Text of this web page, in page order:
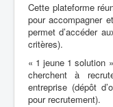
Cette plateforme
pour accompagner
permet d’accéder
critères).
« 1 jeune 1 solution
cherchent à
entreprise (dépôt
pour recrutement).